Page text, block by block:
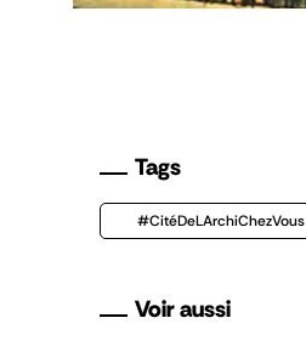
Tags
#CitéDeLArchiChezVous
Voir aussi